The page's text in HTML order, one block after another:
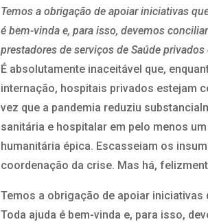
Temos a obrigação de apoiar iniciativas
é bem-vinda e, para isso, devemos
prestadores de serviços de Saúde privados
É absolutamente inaceitável que,
internação, hospitais privados estejam
vez que a pandemia reduziu
sanitária e hospitalar em pelo menos
humanitária épica. Escasseiam os
coordenação da crise. Mas há,
Temos a obrigação de apoiar iniciativas
Toda ajuda é bem-vinda e, para isso,